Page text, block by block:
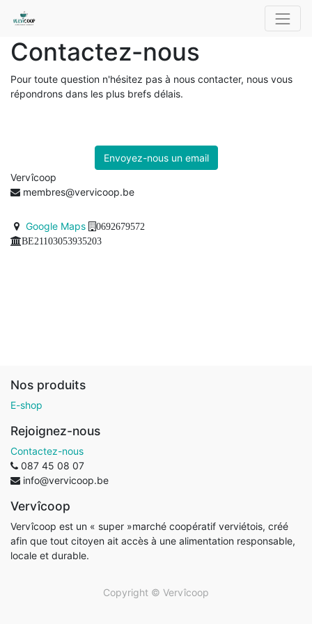
Contactez-nous
Pour toute question n'hésitez pas à nous contacter, nous vous
répondrons dans les plus brefs délais.
Envoyez-nous un email
Vervîcoop
membres@vervicoop.be
Google Maps
0692679572
BE21103053935203
Nos produits
E-shop
Rejoignez-nous
Contactez-nous
087 45 08 07
info@vervicoop.be
Vervîcoop
Vervîcoop est un « super »marché coopératif verviétois, créé
afin que tout citoyen ait accès à une alimentation responsable,
locale et durable.
Copyright © Vervîcoop